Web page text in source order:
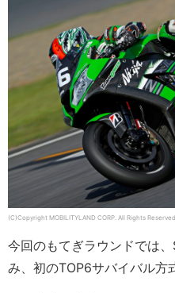
(C)Copyright MOBILITYLAND CORP. All Rights Reserved.
今回のもてぎラウンドでは
み、初のTOP6サバイバル方